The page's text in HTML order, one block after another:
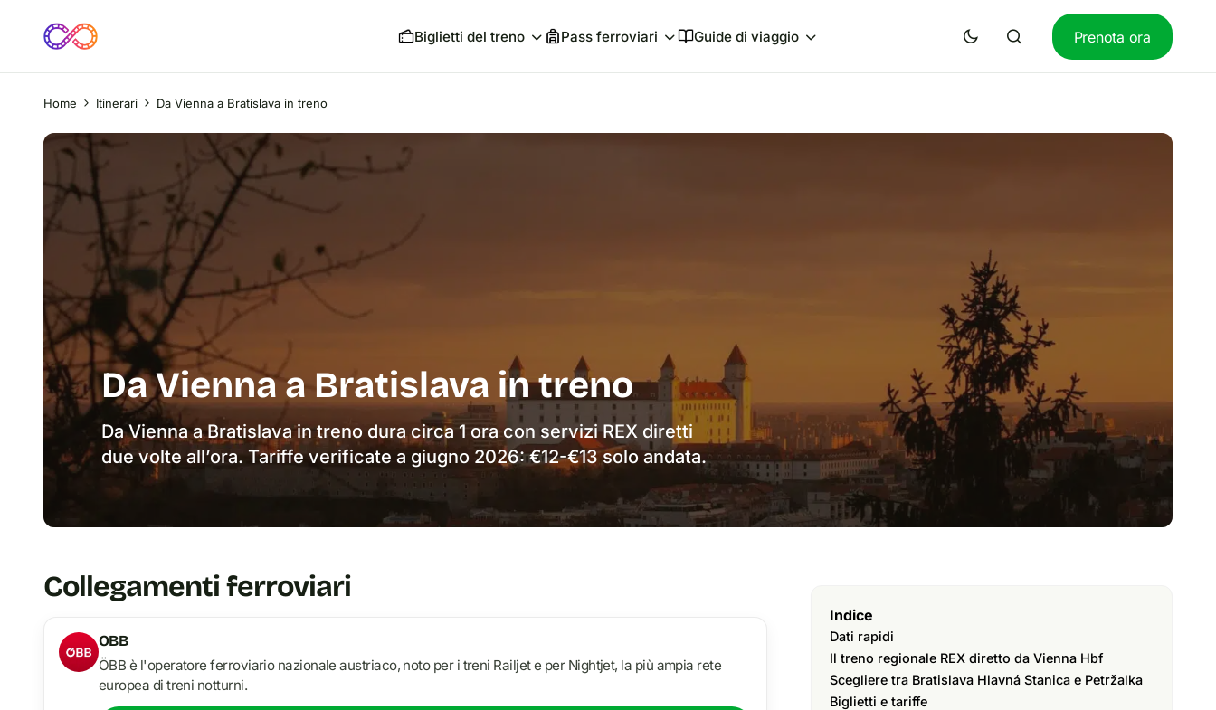
Biglietti del treno Pass ferroviari Guide di viaggio Prenota ora
Home Itinerari Da Vienna a Bratislava in treno
Da Vienna a Bratislava in treno
Da Vienna a Bratislava in treno dura circa 1 ora con servizi REX diretti
due volte all’ora. Tariffe verificate a giugno 2026: €12-€13 solo andata.
Collegamenti ferroviari
OBB
ÖBB è l'operatore ferroviario nazionale austriaco, noto per i treni Railjet e per Nightjet, la più ampia rete
europea di treni notturni.
Indice
Dati rapidi
Il treno regionale REX diretto da Vienna Hbf
Scegliere tra Bratislava Hlavná Stanica e Petržalka
Biglietti e tariffe